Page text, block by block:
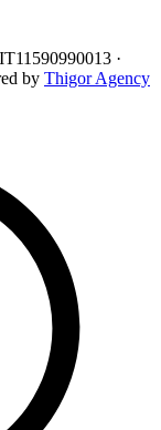
·
by Thigor Agency